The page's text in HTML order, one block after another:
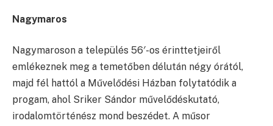
Nagymaros
Nagymaroson a település 56′-os érinttetjeiről
emlékeznek meg a temetőben délután négy órától,
majd fél hattól a Művelődési Házban folytatódik a
progam, ahol Sriker Sándor művelődéskutató,
irodalomtörténész mond beszédet. A műsor